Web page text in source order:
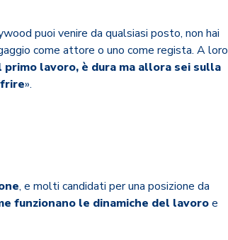
puoi venire da qualsiasi posto, non hai
come attore o uno come regista. A loro
primo lavoro, è dura ma allora sei sulla
».
, e molti candidati per una posizione da
funzionano le dinamiche del lavoroe